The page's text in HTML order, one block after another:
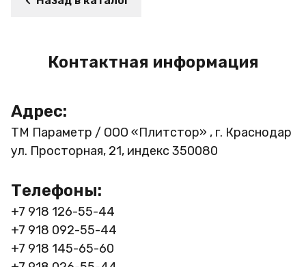
Контактная информация
Адрес:
ТМ Параметр / ООО «Плитстор» , г. Краснодар
ул. Просторная, 21, индекс 350080
Телефоны:
+7 918 126-55-44
+7 918 092-55-44
+7 918 145-65-60